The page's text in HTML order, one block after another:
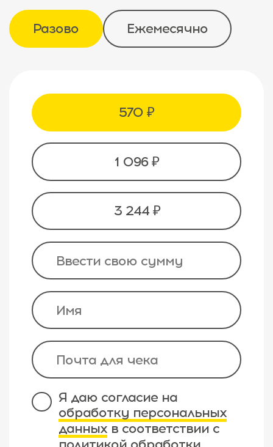
Разово Ежемесячно
570 ₽
1 096 ₽
3 244 ₽
Я даю согласие на
обработку персональных
данныхв соответствии с